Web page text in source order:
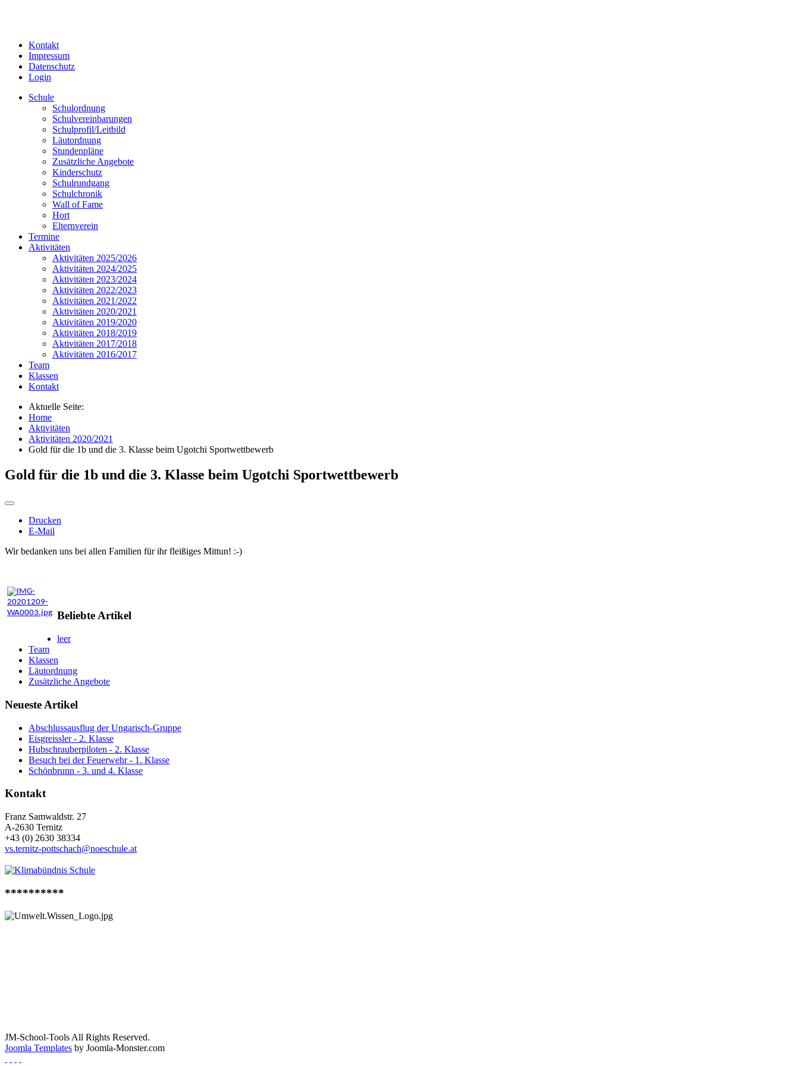
Kontakt
Impressum
Datenschutz
Login
Schule
Schulordnung
Schulvereinbarungen
Schulprofil/Leitbild
Läutordnung
Stundenpläne
Zusätzliche Angebote
Kinderschutz
Schulrundgang
Schulchronik
Wall of Fame
Hort
Elternverein
Termine
Aktivitäten
Aktivitäten 2025/2026
Aktivitäten 2024/2025
Aktivitäten 2023/2024
Aktivitäten 2022/2023
Aktivitäten 2021/2022
Aktivitäten 2020/2021
Aktivitäten 2019/2020
Aktivitäten 2018/2019
Aktivitäten 2017/2018
Aktivitäten 2016/2017
Team
Klassen
Kontakt
Aktuelle Seite:
Home
Aktivitäten
Aktivitäten 2020/2021
Gold für die 1b und die 3. Klasse beim Ugotchi Sportwettbewerb
Gold für die 1b und die 3. Klasse beim Ugotchi Sportwettbewerb
Drucken
E-Mail
Wir bedanken uns bei allen Familien für ihr fleißiges Mittun! :-)
Beliebte Artikel
leer
Team
Klassen
Läutordnung
Zusätzliche Angebote
Neueste Artikel
Abschlussausflug der Ungarisch-Gruppe
Eisgreissler - 2. Klasse
Hubschrauberpiloten - 2. Klasse
Besuch bei der Feuerwehr - 1. Klasse
Schönbrunn - 3. und 4. Klasse
Kontakt
Franz Samwaldstr. 27
A-2630 Ternitz
+43 (0) 2630 38334
vs.ternitz-pottschach@noeschule.at
**********
JM-School-Tools All Rights Reserved.
Joomla Templates by Joomla-Monster.com